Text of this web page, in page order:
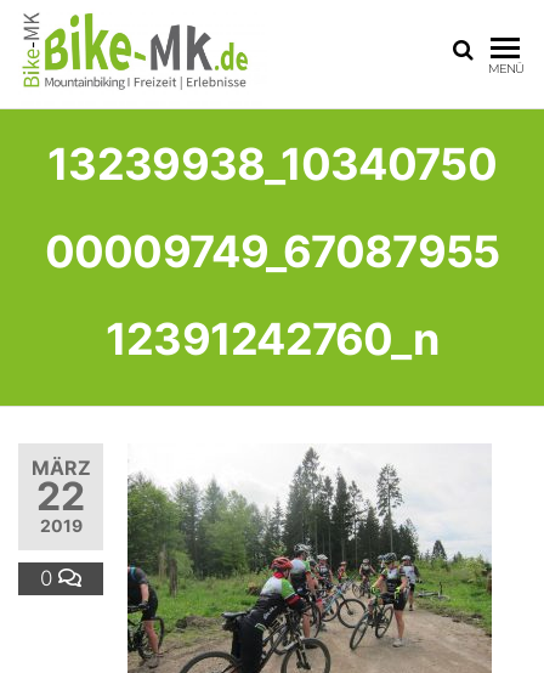
MK
Sauerland
MENÜ
13239938_10340750
00009749_67087955
12391242760_n
MÄRZ
22
2019
0